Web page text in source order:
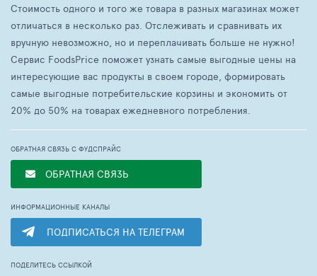
Стоимость одного и того же товара в разных магазинах может
отличаться в несколько раз. Отслеживать и сравнивать их
вручную невозможно, но и переплачивать больше не нужно!
Сервис FoodsPrice поможет узнать самые выгодные цены на
интересующие вас продукты в своем городе, формировать
самые выгодные потребительские корзины и экономить от
20% до 50% на товарах ежедневного потребления.
ОБРАТНАЯ СВЯЗЬ С ФУДСПРАЙС
ОБРАТНАЯ СВЯЗЬ
ИНФОРМАЦИОННЫЕ КАНАЛЫ
ПОДПИСАТЬСЯ НА ТЕЛЕГРАМ
ПОДЕЛИТЕСЬ ССЫЛКОЙ